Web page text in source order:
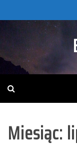
to
Miesiąc: